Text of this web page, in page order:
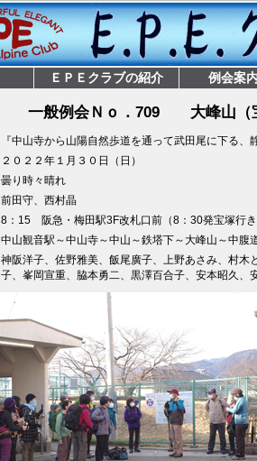
ＥＰＥクラブの紹介 例会案
一般例会Ｎｏ．709 大峰山
『中山寺から山陽自然歩道を通って武田尾に下る
２０２２年１月３０日（日）
曇り時々晴れ
前田守、西村晶
8：15 阪急・梅田駅3F改札口前（8：30発宝塚行
中山観音駅～中山寺～中山～鉄塔下～大峰山～中
神阪洋子、佐野雅美、飯尾廣子、上野あさみ、村
子、峯岡宣重、脇本勇二、黒澤百合子、安本昭久